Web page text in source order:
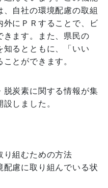
自社の環境配慮の取組
外にＰＲすることで、ビ
きます。また、県民の
知るとともに、「いい
とができます。
脱炭素に関する情報が集
しました。
り組むための方法
配慮に取り組んでいる状